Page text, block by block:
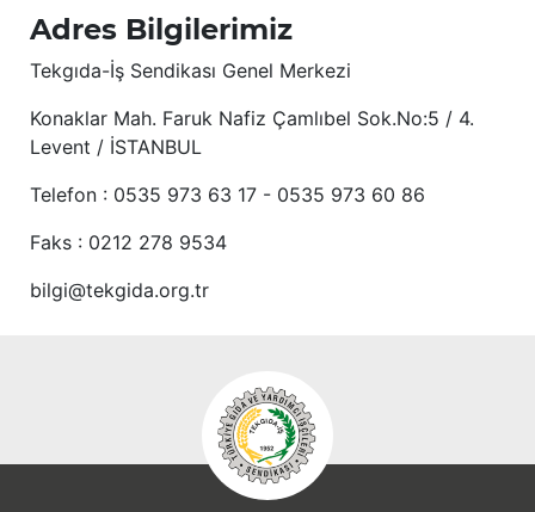
Adres Bilgilerimiz
Tekgıda-İş Sendikası Genel Merkezi
Konaklar Mah. Faruk Nafiz Çamlıbel Sok.No:5 / 4.
Levent / İSTANBUL
Telefon : 0535 973 63 17 - 0535 973 60 86
Faks : 0212 278 9534
bilgi@tekgida.org.tr